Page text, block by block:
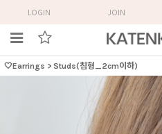
LOGIN JOIN
🤍Earrings > Studs(침형_2cm이하)